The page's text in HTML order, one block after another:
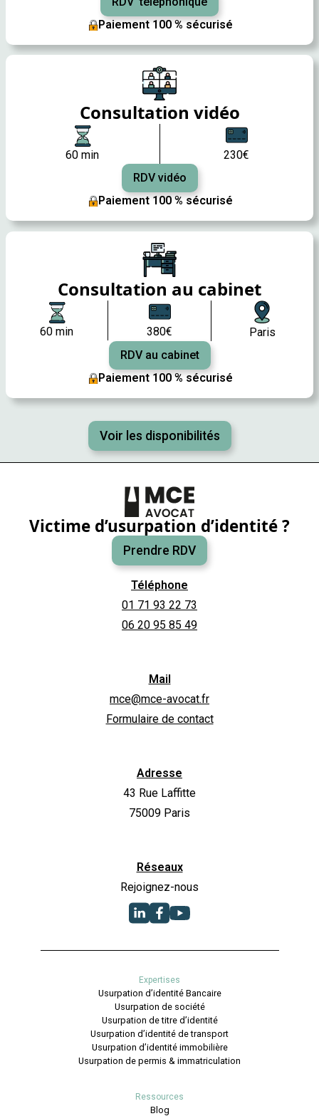
Paiement 100 % sécurisé
Consultation vidéo
60 min
230€
RDV vidéo
Paiement 100 % sécurisé
Consultation au cabinet
60 min 380€
Paris
RDV au cabinet
Paiement 100 % sécurisé
Voir les disponibilités
Victime d’usurpation d’identité ?
Prendre RDV
Téléphone
01 71 93 22 73
06 20 95 85 49
Mail
mce@mce-avocat.fr
Formulaire de contact
Adresse
43 Rue Laffitte
75009 Paris
Réseaux
Rejoignez-nous
Expertises
Usurpation d’identité Bancaire
Usurpation de société
Usurpation de titre d’identité
Usurpation d’identité de transport
Usurpation d’identité immobilière
Usurpation de permis & immatriculation
Ressources
Blog